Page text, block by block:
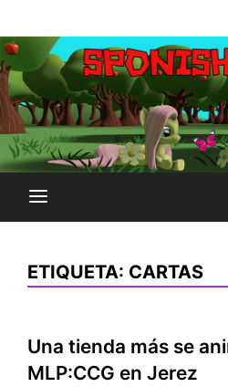
al
contenido
ETIQUETA: CARTAS
Una tienda más se
MLP:CCG en Jerez